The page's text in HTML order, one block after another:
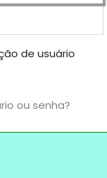
de usuário
ou senha?